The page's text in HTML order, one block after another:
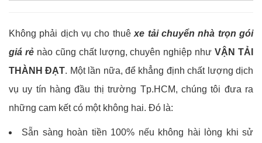
Không phải dịch vụ cho thuêxe tải chuyển nhà trọn gói
giá rẻnào cũng chất lượng, chuyên nghiệp nhưVẬN TẢI
THÀNH ĐẠT. Một lần nữa, để khẳng định chất lượng dịch
vụ uy tín hàng đầu thị trường Tp.HCM, chúng tôi đưa ra
những cam kết có một không hai. Đó là:
Sẵn sàng hoàn tiền 100% nếu không hài lòng khi sử